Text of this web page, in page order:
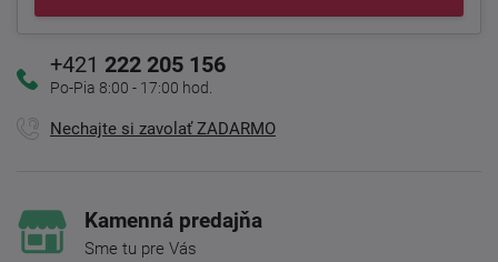
+421 222 205 156
Po-Pia 8:00 - 17:00 hod.
Nechajte si zavolať ZADARMO
Kamenná predajňa
Sme tu pre Vás